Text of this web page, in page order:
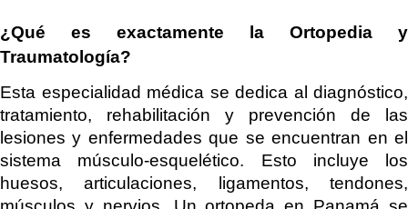
¿Qué es exactamente la Ortopedia y
Traumatología?
Esta especialidad médica se dedica al diagnóstico,
tratamiento, rehabilitación y prevención de las
lesiones y enfermedades que se encuentran en el
sistema músculo-esquelético. Esto incluye los
huesos, articulaciones, ligamentos, tendones,